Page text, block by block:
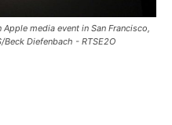
media event in San Francisco,
Beck Diefenbach - RTSE2O